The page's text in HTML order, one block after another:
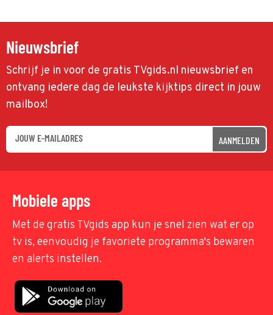
Nieuwsbrief
Schrijf je in voor de gratis TVgids.nl nieuwsbrief en
ontvang iedere dag de leukste kijktips direct in jouw
mailbox!
AANMELDEN
Mobiele apps
Met de gratis TVgids app kun je snel zien wat er op
tv is, eenvoudig je favoriete programma's bewaren
en alerts instellen.